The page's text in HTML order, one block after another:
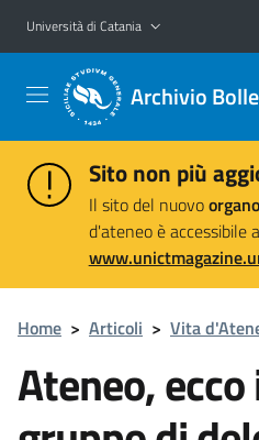
Vai al contenuto principale
Vai al menu di navigazione
Università di Catania
Archivio
Sito non più
Il sito del nuovo
d'ateneo è accessibile
Home > Articoli > Vita
Ateneo,